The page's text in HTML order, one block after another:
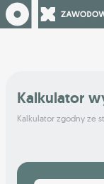
Kalkulator
Kalkulator zgodny ze